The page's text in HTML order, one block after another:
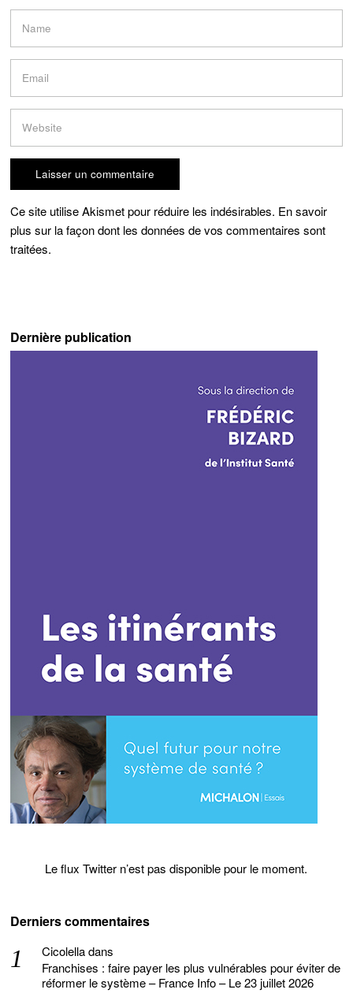
Ce site utilise Akismet pour réduire les indésirables. En savoir
plus sur la façon dont les données de vos commentaires sont
traitées.
Dernière publication
Le flux Twitter n’est pas disponible pour le moment.
Derniers commentaires
Cicolelladans
Franchises : faire payer les plus vulnérables pour éviter de
réformer le système – France Info – Le 23 juillet 2026